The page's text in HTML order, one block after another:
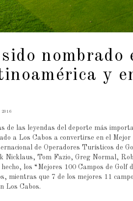
y
2016
de las leyendas del deporte más
a Los Cabos a convertirse en el
de Operadores Turísticos de
Nicklaus, Tom Fazio, Greg Normal,
los “Mejores 100 Campos de Golf
mientras que 7 de los mejores 11
Los Cabos.